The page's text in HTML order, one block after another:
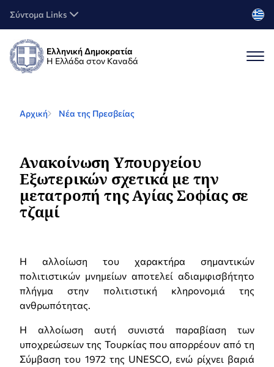
Σύντομα Links
Ελληνική Δημοκρατία
Η Ελλάδα στον Καναδά
Αρχική Νέα της Πρεσβείας
Ανακοίνωση Υπουργείου
Εξωτερικών σχετικά με την
μετατροπή της Αγίας Σοφίας σε
τζαμί
H αλλοίωση του χαρακτήρα σημαντικών
πολιτιστικών μνημείων αποτελεί αδιαμφισβήτητο
πλήγμα στην πολιτιστική κληρονομιά της
ανθρωπότητας.
Η αλλοίωση αυτή συνιστά παραβίαση των
υποχρεώσεων της Τουρκίας που απορρέουν από τη
Σύμβαση του 1972 της UNESCO, ενώ ρίχνει βαριά